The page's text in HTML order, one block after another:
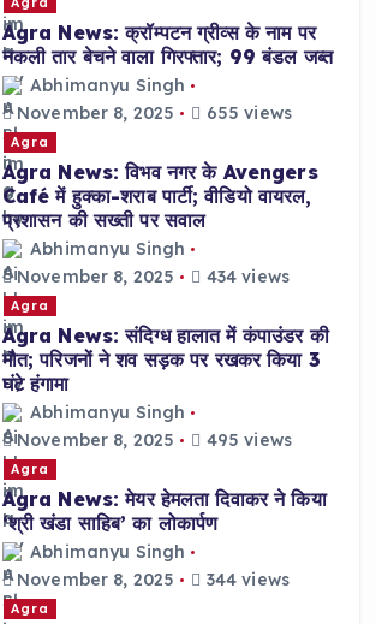
Agra News: क्रॉम्पटन ग्रीव्स के नाम पर
नकली तार बेचने वाला गिरफ्तार; 99 बंडल जब्त
Abhimanyu Singh
November 8, 2025
655 views
Agra
Agra News: विभव नगर के Avengers
Café में हुक्का-शराब पार्टी; वीडियो वायरल,
प्रशासन की सख्ती पर सवाल
Abhimanyu Singh
November 8, 2025
434 views
Agra
Agra News: संदिग्ध हालात में कंपाउंडर की
मौत; परिजनों ने शव सड़क पर रखकर किया 3
घंटे हंगामा
Abhimanyu Singh
November 8, 2025
495 views
Agra
Agra News: मेयर हेमलता दिवाकर ने किया
‘श्री खंडा साहिब’ का लोकार्पण
Abhimanyu Singh
November 8, 2025
344 views
Agra